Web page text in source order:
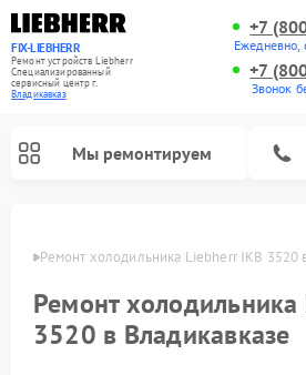
FIX-LIEBHERR
Ремонт устройств Liebherr
Специализированный
cервисный центр г.
Владикавказ
+7
+7
Звонок
Мы ремонтируем
Ремонт холодильника Liebherr IKB 3520
Ремонт
3520 в Владикавказе